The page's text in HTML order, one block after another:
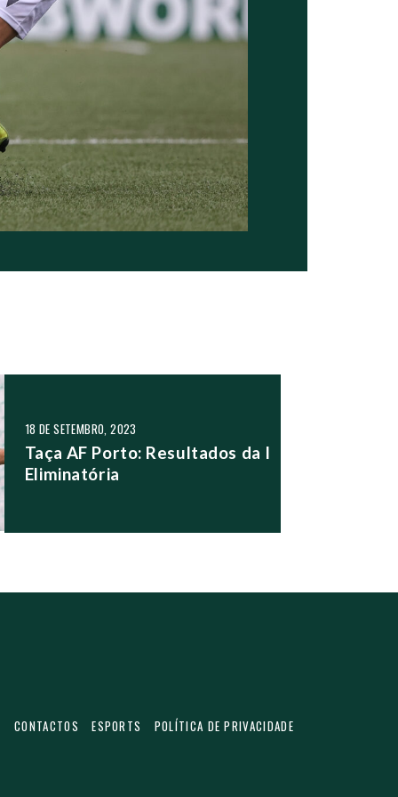
18 DE SETEMBRO, 2023
Taça AF Porto: Resultados da I
Eliminatória
CONTACTOS ESPORTS POLÍTICA DE PRIVACIDADE